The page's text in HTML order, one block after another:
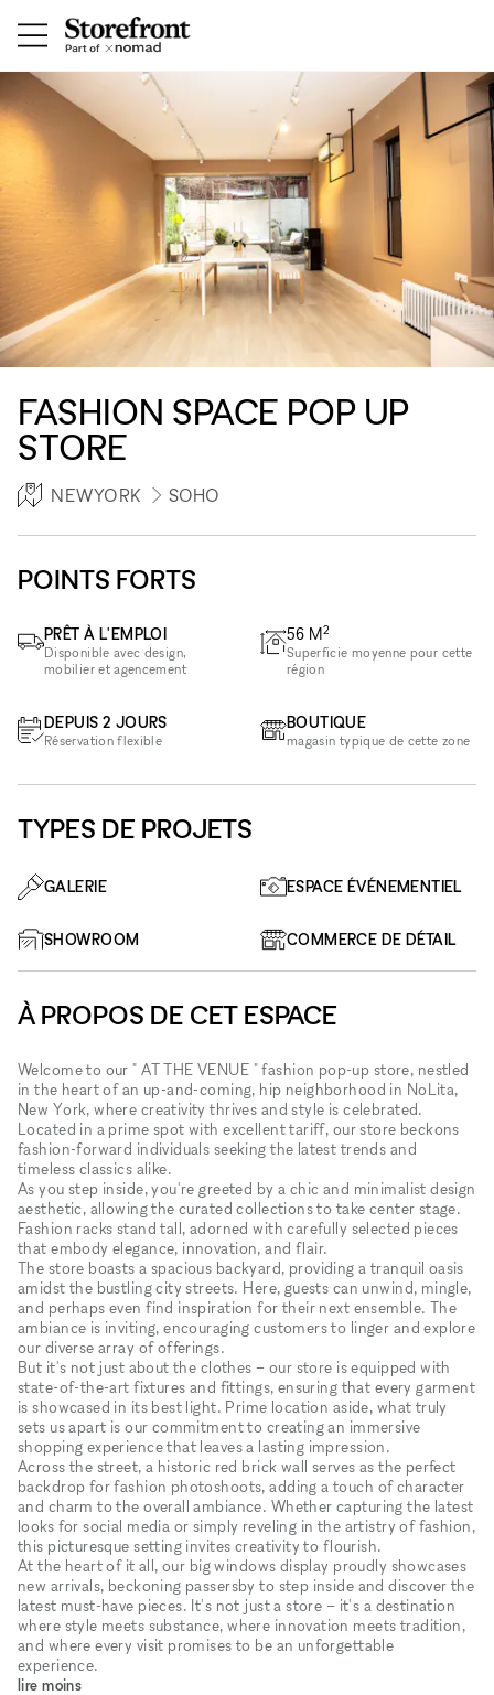
FASHION SPACE POP UP
STORE
NEWYORK SOHO
POINTS FORTS
PRÊT À L'EMPLOI
Disponible avec design,
mobilier et agencement
DEPUIS 2 JOURS
Réservation flexible
56 M2
Superficie moyenne pour cette
région
BOUTIQUE
magasin typique de cette zone
TYPES DE PROJETS
GALERIE ESPACE ÉVÉNEMENTIEL
SHOWROOM COMMERCE DE DÉTAIL
À PROPOS DE CET ESPACE
Welcome to our " AT THE VENUE " fashion pop-up store, nestled
in the heart of an up-and-coming, hip neighborhood in NoLita,
New York, where creativity thrives and style is celebrated.
Located in a prime spot with excellent tariff, our store beckons
fashion-forward individuals seeking the latest trends and
timeless classics alike.
As you step inside, you're greeted by a chic and minimalist design
aesthetic, allowing the curated collections to take center stage.
Fashion racks stand tall, adorned with carefully selected pieces
that embody elegance, innovation, and flair.
The store boasts a spacious backyard, providing a tranquil oasis
amidst the bustling city streets. Here, guests can unwind, mingle,
and perhaps even find inspiration for their next ensemble. The
ambiance is inviting, encouraging customers to linger and explore
our diverse array of offerings.
But it's not just about the clothes – our store is equipped with
state-of-the-art fixtures and fittings, ensuring that every garment
is showcased in its best light. Prime location aside, what truly
sets us apart is our commitment to creating an immersive
shopping experience that leaves a lasting impression.
Across the street, a historic red brick wall serves as the perfect
backdrop for fashion photoshoots, adding a touch of character
and charm to the overall ambiance. Whether capturing the latest
looks for social media or simply reveling in the artistry of fashion,
this picturesque setting invites creativity to flourish.
At the heart of it all, our big windows display proudly showcases
new arrivals, beckoning passersby to step inside and discover the
latest must-have pieces. It's not just a store – it's a destination
where style meets substance, where innovation meets tradition,
and where every visit promises to be an unforgettable
experience.
lire moins